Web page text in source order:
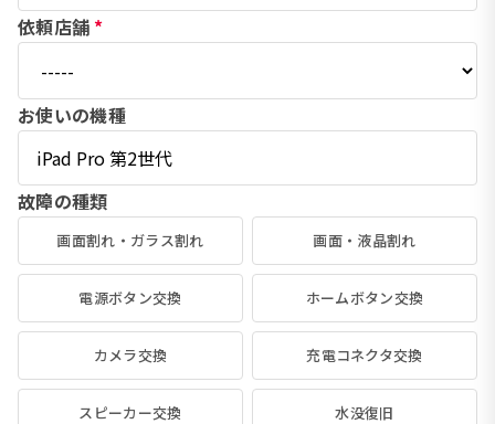
依頼店舗 *
お使いの機種
故障の種類
画面割れ・ガラス割れ 画面・液晶割れ
電源ボタン交換 ホームボタン交換
カメラ交換 充電コネクタ交換
スピーカー交換 水没復旧